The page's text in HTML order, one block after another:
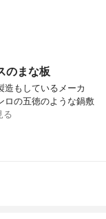
のまな板
造もしているメーカ
ロの五徳のような鍋敷
る